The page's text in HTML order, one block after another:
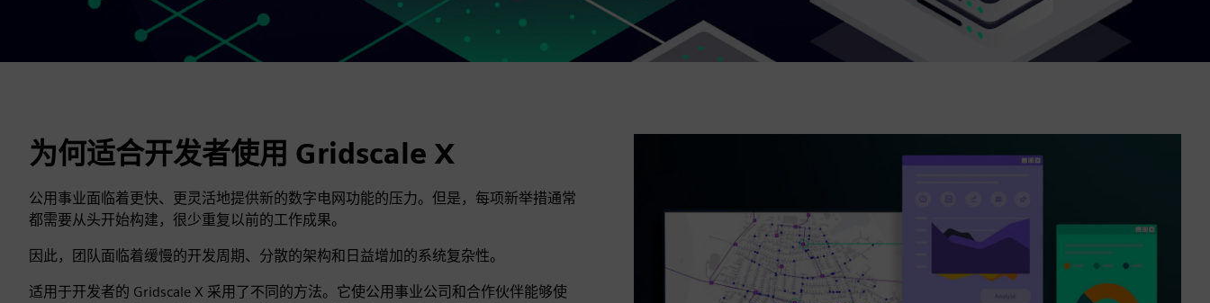
为何适合开发者使用 Gridscale X
公用事业面临着更快、更灵活地提供新的数字电网功能的压力。但是，每项新举措通常
都需要从头开始构建，很少重复以前的工作成果。
因此，团队面临着缓慢的开发周期、分散的架构和日益增加的系统复杂性。
适用于开发者的 Gridscale X 采用了不同的方法。它使公用事业公司和合作伙伴能够使